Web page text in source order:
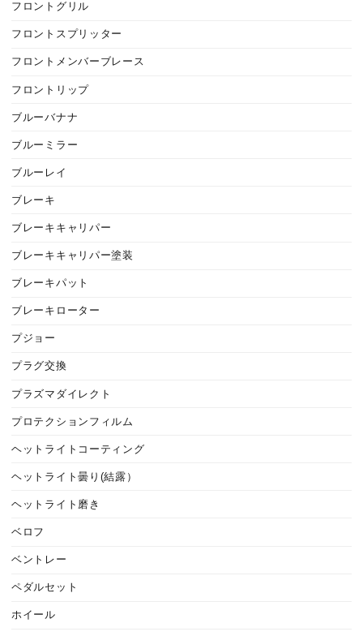
フロントグリル
フロントスプリッター
フロントメンバーブレース
フロントリップ
ブルーバナナ
ブルーミラー
ブルーレイ
ブレーキ
ブレーキキャリパー
ブレーキキャリパー塗装
ブレーキパット
ブレーキローター
プジョー
プラグ交換
プラズマダイレクト
プロテクションフィルム
ヘットライトコーティング
ヘットライト曇り(結露）
ヘットライト磨き
ベロフ
ベントレー
ペダルセット
ホイール